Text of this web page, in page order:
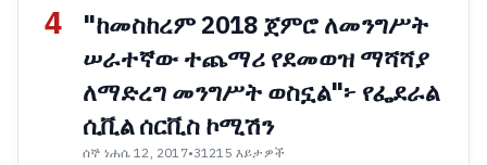
4
"ከመስከረም 2018 ጀምሮ ለመንግሥት
ሠራተኛው ተጨማሪ የደመወዝ ማሻሻያ
ለማድረግ መንግሥት ወስኗል"፦ የፌደራል
ሲቪል ሰርቪስ ኮሚሽን
ሰኞ ነሐሴ 12, 2017•31215 እይታዎች